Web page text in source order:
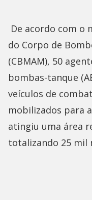
De acordo com o
do Corpo de
(CBMAM), 50
bombas-tanque
veículos de
mobilizados para
atingiu uma área
totalizando 25 mil